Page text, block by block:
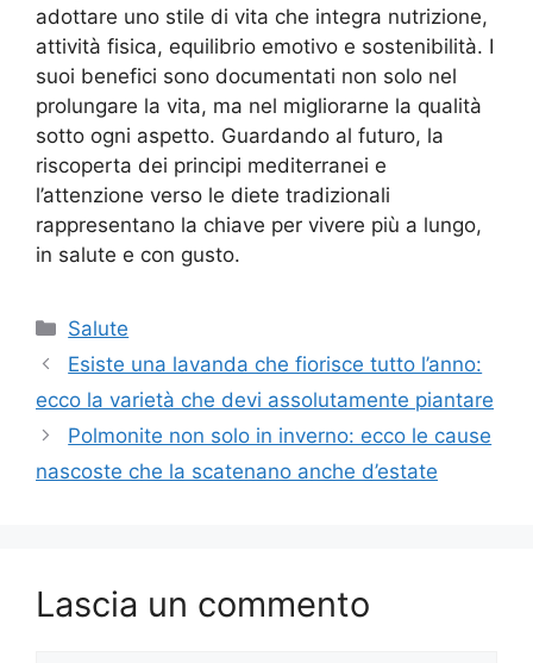
adottare uno stile di vita che integra nutrizione,
attività fisica, equilibrio emotivo e sostenibilità. I
suoi benefici sono documentati non solo nel
prolungare la vita, ma nel migliorarne la qualità
sotto ogni aspetto. Guardando al futuro, la
riscoperta dei principi mediterranei e
l’attenzione verso le diete tradizionali
rappresentano la chiave per vivere più a lungo,
in salute e con gusto.
Categorie
Salute
Esiste una lavanda che fiorisce tutto l’anno:
ecco la varietà che devi assolutamente piantare
Polmonite non solo in inverno: ecco le cause
nascoste che la scatenano anche d’estate
Lascia un commento